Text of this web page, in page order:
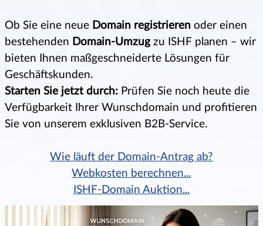
Ob Sie eine neue Domain registrieren oder einen
bestehenden Domain-Umzug zu ISHF planen – wir
bieten Ihnen maßgeschneiderte Lösungen für
Geschäftskunden.
Starten Sie jetzt durch: Prüfen Sie noch heute die
Verfügbarkeit Ihrer Wunschdomain und profitieren
Sie von unserem exklusiven B2B-Service.
Wie läuft der Domain-Antrag ab?
Webkosten berechnen...
ISHF-Domain Auktion...